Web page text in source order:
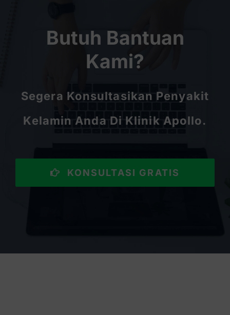
Butuh Bantuan
Kami?
Segera Konsultasikan Penyakit
Kelamin Anda Di Klinik Apollo.
KONSULTASI GRATIS